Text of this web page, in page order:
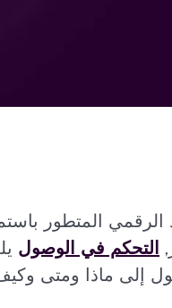
المتطور
التحكم في الوصول
إلى ماذا ومتى